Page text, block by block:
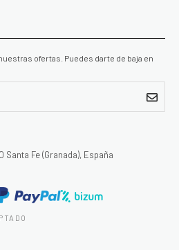
ofertas. Puedes darte de baja en
Santa Fe (Granada), España